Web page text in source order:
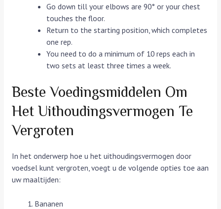
Go down till your elbows are 90° or your chest
touches the floor.
Return to the starting position, which completes
one rep.
You need to do a minimum of 10 reps each in
two sets at least three times a week.
Beste Voedingsmiddelen Om
Het Uithoudingsvermogen Te
Vergroten
In het onderwerp hoe u het uithoudingsvermogen door
voedsel kunt vergroten, voegt u de volgende opties toe aan
uw maaltijden:
Bananen